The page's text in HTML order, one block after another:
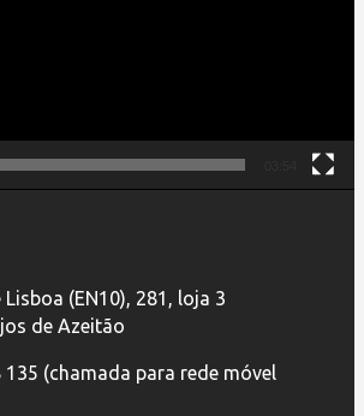
Lisboa (EN10), 281, loja 3
de Azeitão
135 (chamada para rede móvel